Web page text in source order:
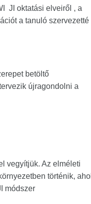
JI oktatási elveiről , a
a tanuló szervezetté
betöltő
újragondolni a
vegyítjük. Az elméleti
történik, ahol
módszer